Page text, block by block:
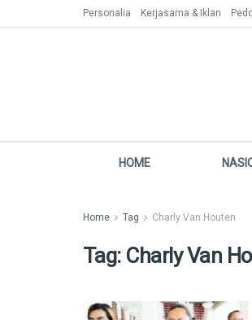
Personalia Kerjasama & Iklan
HOME
Home Tag Charly Van Houten
Tag: Charly Van